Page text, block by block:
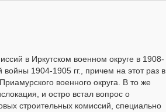
в Иркутском военном округе в 1908-
войны 1904-1905 гг., причем на этот раз в
военного округа. В то же
и остро встал вопрос о
строительных комиссий, специально